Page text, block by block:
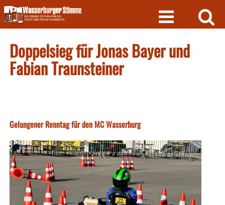
Skip
to
content
Doppelsieg für Jonas Bayer und
Fabian Traunsteiner
Gelungener Renntag für den MC Wasserburg